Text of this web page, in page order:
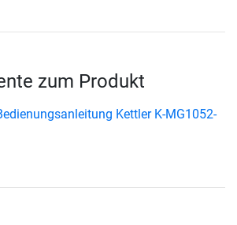
zum Produkt
Kettler K-MG1052-